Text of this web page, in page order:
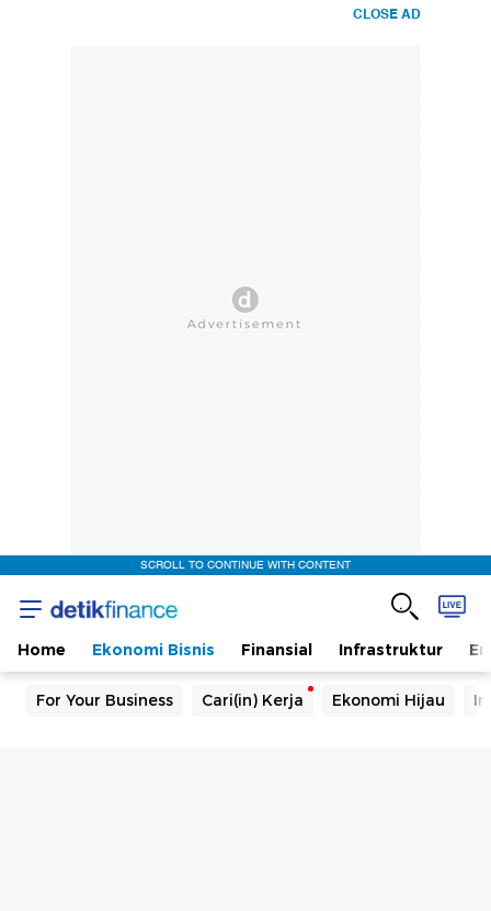
CLOSE AD
SCROLL TO CONTINUE WITH CONTENT
Home Ekonomi Bisnis Finansial Infrastruktur
For Your Business Cari(in) Kerja Ekonomi Hijau